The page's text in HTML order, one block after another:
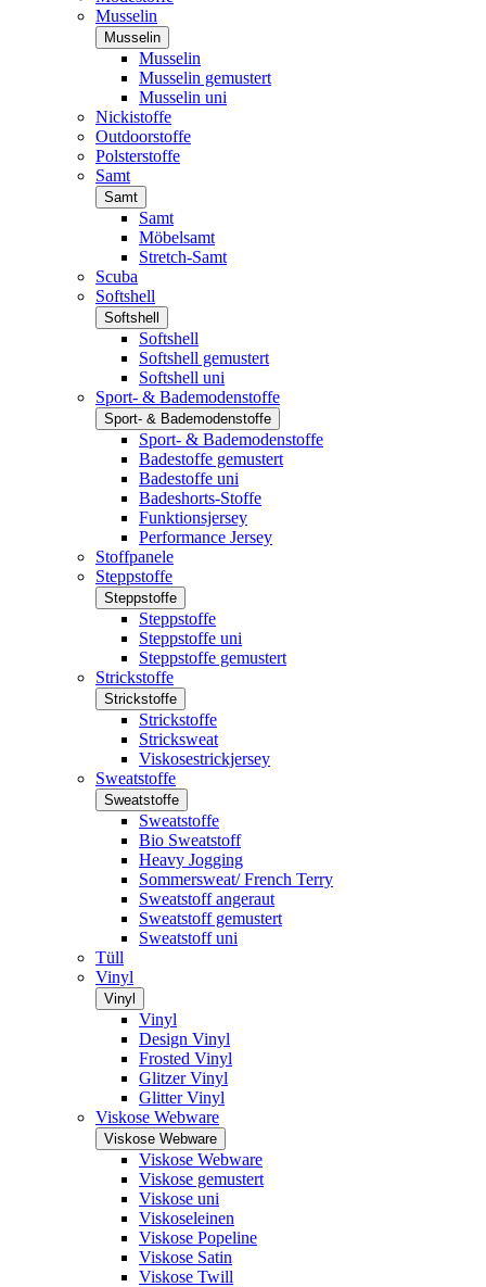
Musselin
Musselin
Musselin
Musselin gemustert
Musselin uni
Nickistoffe
Outdoorstoffe
Polsterstoffe
Samt
Samt
Samt
Möbelsamt
Stretch-Samt
Scuba
Softshell
Softshell
Softshell
Softshell gemustert
Softshell uni
Sport- & Bademodenstoffe
Sport- & Bademodenstoffe
Sport- & Bademodenstoffe
Badestoffe gemustert
Badestoffe uni
Badeshorts-Stoffe
Funktionsjersey
Performance Jersey
Stoffpanele
Steppstoffe
Steppstoffe
Steppstoffe
Steppstoffe uni
Steppstoffe gemustert
Strickstoffe
Strickstoffe
Strickstoffe
Stricksweat
Viskosestrickjersey
Sweatstoffe
Sweatstoffe
Sweatstoffe
Bio Sweatstoff
Heavy Jogging
Sommersweat/ French Terry
Sweatstoff angeraut
Sweatstoff gemustert
Sweatstoff uni
Tüll
Vinyl
Vinyl
Vinyl
Design Vinyl
Frosted Vinyl
Glitzer Vinyl
Glitter Vinyl
Viskose Webware
Viskose Webware
Viskose Webware
Viskose gemustert
Viskose uni
Viskoseleinen
Viskose Popeline
Viskose Satin
Viskose Twill